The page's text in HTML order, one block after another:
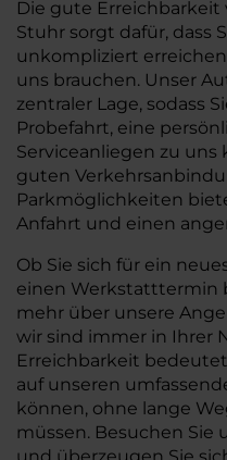
Die gute Erreichbarkeit
Stuhr sorgt dafür, dass
unkompliziert
uns brauchen. Unser
zentraler Lage, sodass
Probefahrt, eine
Serviceanliegen zu
guten
Parkmöglichkeiten
Anfahrt und einen
Ob Sie sich für ein
einen Werkstatttermin
mehr über unsere
wir sind immer in Ihrer
Erreichbarkeit bedeutet
auf unseren
können, ohne lange
müssen. Besuchen Sie